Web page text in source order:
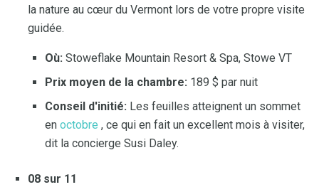
la nature au cœur du Vermont lors de votre propre visite
guidée.
Où: Stoweflake Mountain Resort & Spa, Stowe VT
Prix ​​moyen de la chambre: 189 $ par nuit
Conseil d'initié: Les feuilles atteignent un sommet
en octobre , ce qui en fait un excellent mois à visiter,
dit la concierge Susi Daley.
08 sur 11